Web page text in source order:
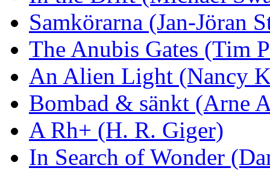
Samkörarna (Jan-Jöran
The Anubis Gates (Tim
An Alien Light (Nancy
Bombad & sänkt (Arne
A Rh+ (H. R. Giger)
In Search of Wonder